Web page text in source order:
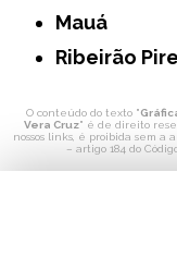
Mauá
Ribeirão
O conteúdo do texto "
Vera Cruz" é de direito
nossos links, é proibida sem a
– artigo 184 do